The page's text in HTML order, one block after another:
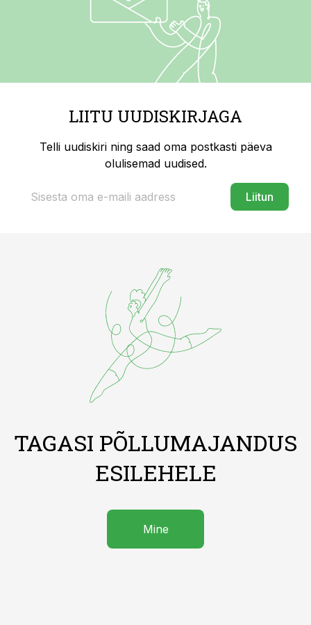
LIITU UUDISKIRJAGA
Telli uudiskiri ning saad oma postkasti päeva
olulisemad uudised.
Liitun
TAGASI PÕLLUMAJANDUS
ESILEHELE
Mine